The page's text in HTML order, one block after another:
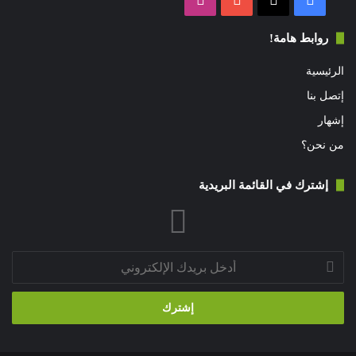
روابط هامة!
الرئيسية
إتصل بنا
إشهار
من نحن؟
إشترك في القائمة البريدية
بريدك
الإلكتروني